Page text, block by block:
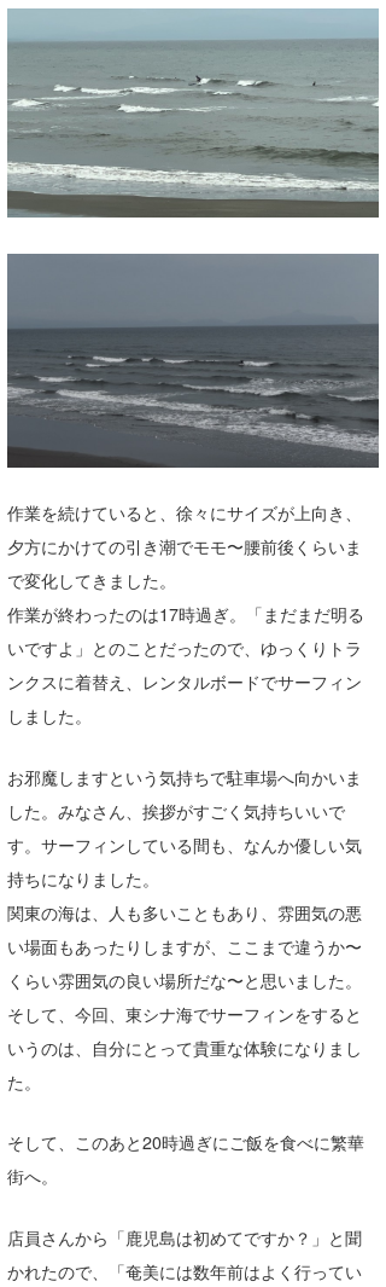
作業を続けていると、徐々にサイズが上向き、
夕方にかけての引き潮でモモ〜腰前後くらいま
で変化してきました。
作業が終わったのは17時過ぎ。「まだまだ明る
いですよ」とのことだったので、ゆっくりトラ
ンクスに着替え、レンタルボードでサーフィン
しました。
お邪魔しますという気持ちで駐車場へ向かいま
した。みなさん、挨拶がすごく気持ちいいで
す。サーフィンしている間も、なんか優しい気
持ちになりました。
関東の海は、人も多いこともあり、雰囲気の悪
い場面もあったりしますが、ここまで違うか〜
くらい雰囲気の良い場所だな〜と思いました。
そして、今回、東シナ海でサーフィンをすると
いうのは、自分にとって貴重な体験になりまし
た。
そして、このあと20時過ぎにご飯を食べに繁華
街へ。
店員さんから「鹿児島は初めてですか？」と聞
かれたので、「奄美には数年前はよく行ってい